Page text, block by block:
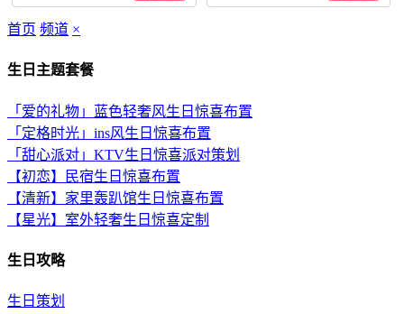
首页 频道 ×
生日主题套餐
「爱的礼物」蓝色轻奢风生日惊喜布置
「定格时光」ins风生日惊喜布置
「甜心派对」KTV生日惊喜派对策划
【初恋】民宿生日惊喜布置
【清新】家里轰趴馆生日惊喜布置
【星光】室外轻奢生日惊喜定制
生日攻略
生日策划